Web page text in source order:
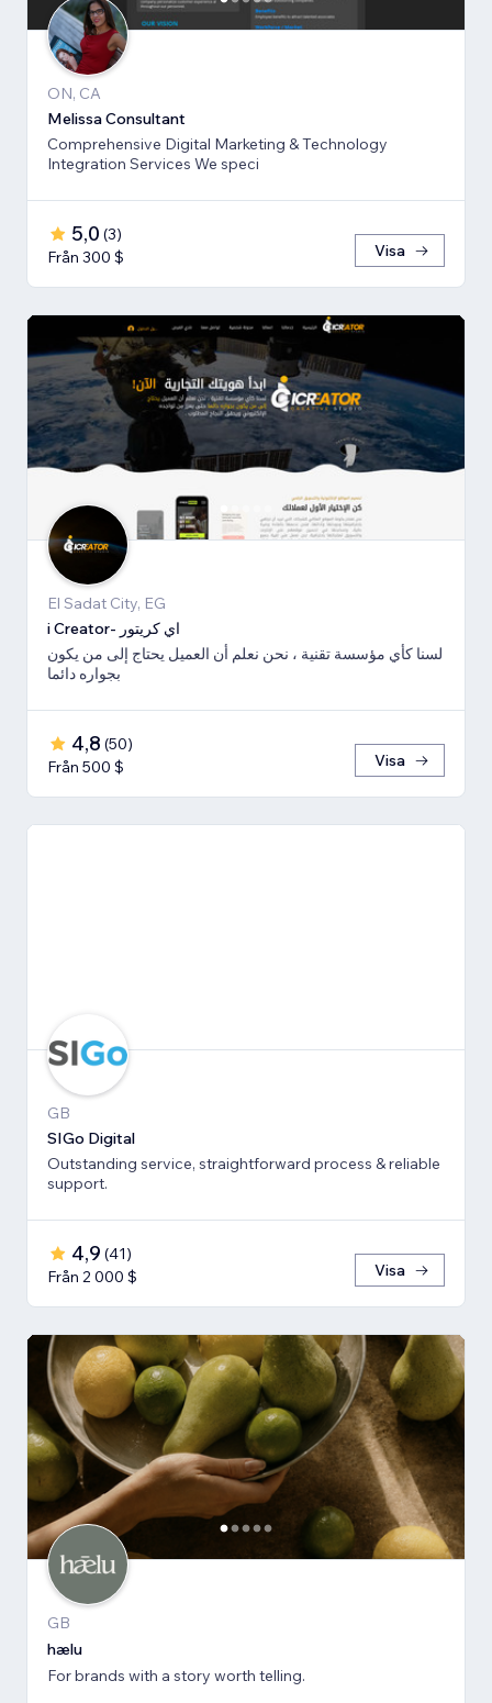
ON, CA
Melissa Consultant
Comprehensive Digital Marketing & Technology
Integration Services We speci
5,0 (3)
Från 300 $
Visa
El Sadat City, EG
i Creator- اي كريتور
لسنا كأي مؤسسة تقنية ، نحن نعلم أن العميل يحتاج إلى من يكون
بجواره دائما
4,8 (50)
Från 500 $
Visa
GB
SIGo Digital
Outstanding service, straightforward process & reliable
support.
4,9 (41)
Från 2 000 $
Visa
GB
hælu
For brands with a story worth telling.